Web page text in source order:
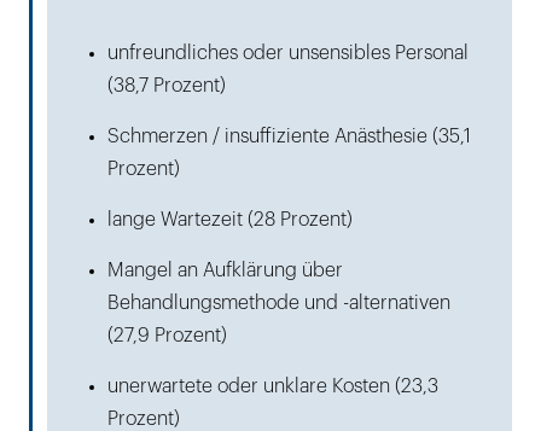
unfreundliches oder unsensibles Personal
(38,7 Prozent)
Schmerzen / insuffiziente Anästhesie (35,1
Prozent)
lange Wartezeit (28 Prozent)
Mangel an Aufklärung über
Behandlungsmethode und -alternativen
(27,9 Prozent)
unerwartete oder unklare Kosten (23,3
Prozent)